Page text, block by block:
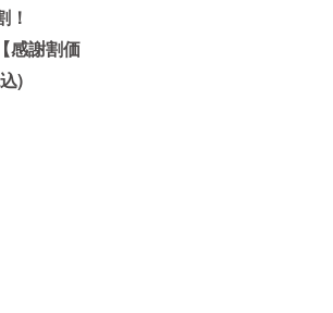
！
感謝割価
)